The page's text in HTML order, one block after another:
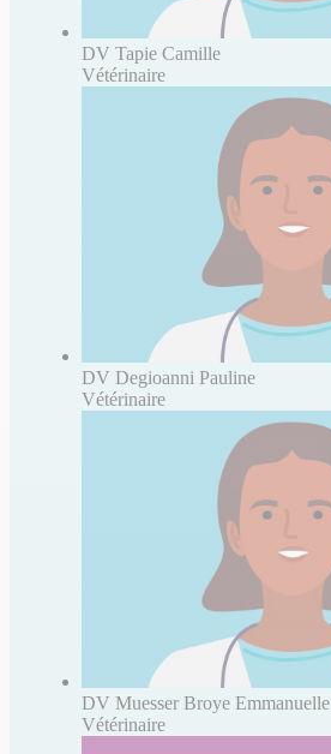
DV Tapie Camille
Vétérinaire
DV Degioanni Pauline
Vétérinaire
DV Muesser Broye Emmanuelle
Vétérinaire